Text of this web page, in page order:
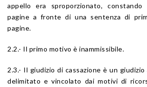
appello era sproporzionato, constando
pagine a fronte di una sentenza di
pagine.
2.2.- Il primo motivo è inammissibile.
2.3.- Il giudizio di cassazione è un
delimitato e vincolato dai motivi di